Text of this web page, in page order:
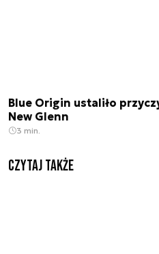
Blue Origin ustaliło
New Glenn
3 min.
Czytaj także